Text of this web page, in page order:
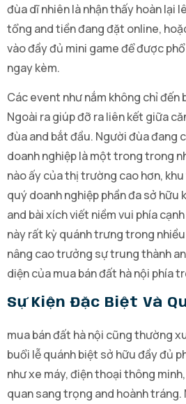
đùa dĩ nhiên là nhận thấy hoàn lại
tổng and tiền đang đặt online,
vào đầy đủ mini game để được
ngay kèm.
Các event như nắm không chỉ đến
Ngoài ra giúp đỡ ra liên kết giữa
đùa and bắt đầu. Người đùa đang
doanh nghiệp là một trong trong
nào ấy của thị trường cao hơn,
quý doanh nghiệp phần đa sở hữu
and bài xích viết niềm vui phía
này rất kỳ quánh trưng trong
nâng cao trưởng sự trung thành
diện của mua bán đất hà nội phía
Sự Kiện Đặc Biệt Và
mua bán đất hà nội cũng thường
buổi lễ quánh biệt sở hữu đầy đủ
như xe máy, điện thoại thông
quan sang trọng and hoành tráng.